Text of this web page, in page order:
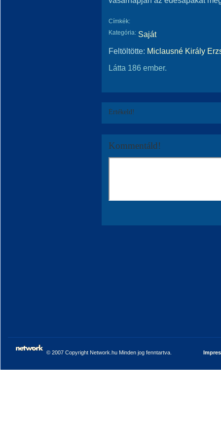
Címkék:
Kategória: Saját
Feltöltötte: Miclausné Király
Látta 186 ember.
Értékeld!
Kommentáld!
© 2007 Copyright Network.hu Minden jog fenntartva.